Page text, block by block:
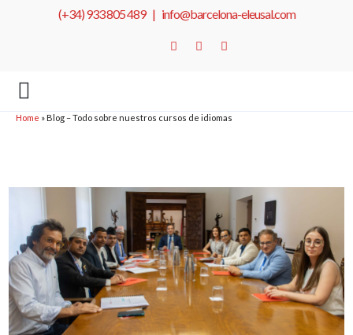
(+34) 933 805 489 | info@barcelona-eleusal.com
Home » Blog – Todo sobre nuestros cursos de idiomas